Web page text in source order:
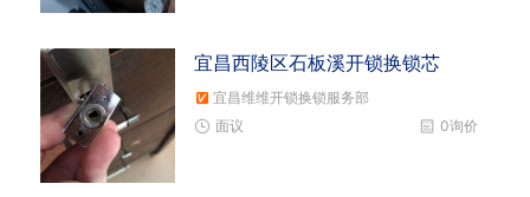
宜昌西陵区石板溪开锁换锁芯
宜昌维维开锁换锁服务部
0询价
面议